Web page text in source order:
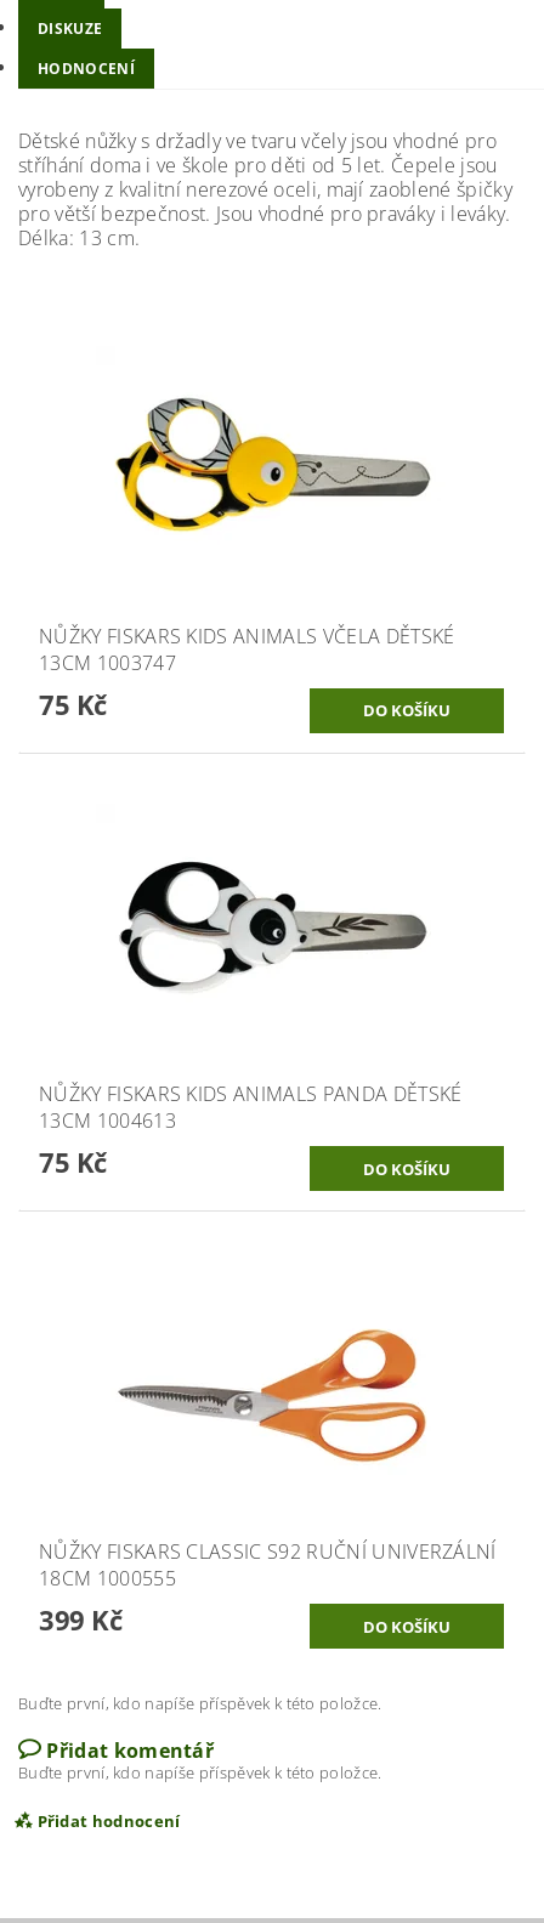
DISKUZE
HODNOCENÍ
Dětské nůžky s držadly ve tvaru včely jsou vhodné pro
stříhání doma i ve škole pro děti od 5 let. Čepele jsou
vyrobeny z kvalitní nerezové oceli, mají zaoblené špičky
pro větší bezpečnost. Jsou vhodné pro praváky i leváky.
Délka: 13 cm.
NŮŽKY FISKARS KIDS ANIMALS VČELA DĚTSKÉ
13CM 1003747
75 Kč
NŮŽKY FISKARS KIDS ANIMALS PANDA DĚTSKÉ
13CM 1004613
75 Kč
NŮŽKY FISKARS CLASSIC S92 RUČNÍ UNIVERZÁLNÍ
18CM 1000555
399 Kč
Buďte první, kdo napíše příspěvek k této položce.
Přidat komentář
Buďte první, kdo napíše příspěvek k této položce.
Přidat hodnocení